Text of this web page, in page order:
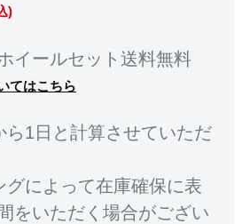
)
イールセット送料無料
てはこちら
ら1日と計算させていただ
グによって在庫確保に表
をいただく場合がござい